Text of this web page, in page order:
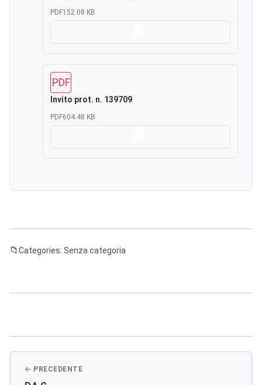
PDF152.08 KB
PDF
Invito prot. n. 139709
PDF604.48 KB
Categories: Senza categoria